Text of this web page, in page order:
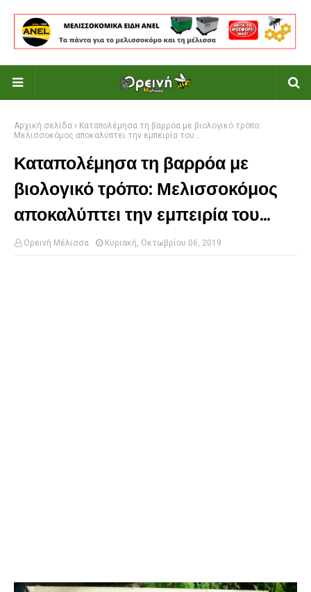
Αρχική σελίδα
Καταπολέμησα τη βαρρόα με βιολογικό τρόπο:
Μελισσοκόμος αποκαλύπτει την εμπειρία του...
Καταπολέμησα τη βαρρόα με
βιολογικό τρόπο: Μελισσοκόμος
αποκαλύπτει την εμπειρία του...
Ορεινή Μέλισσα Κυριακή, Οκτωβρίου 06, 2019